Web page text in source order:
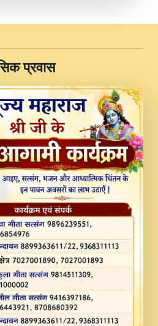
Ji Maharaj.mp3
AAP BULAVE by Rasik
Sankirtan At VEER JI
CHANNEL.mp3
Bhawan Sajaya Mata
Mata Rani Bhajan By
Ji.mp3
KANTH KALER
SONG 2017
Bindu Ji Maharaj Pad - A
Indresh Ji
Kirpa Best Devotional
प्रवास